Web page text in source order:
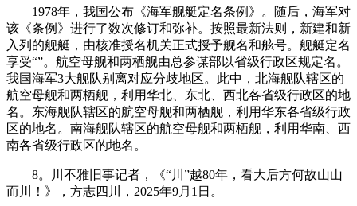
1978年，我国公布《海军舰艇定名条例》。随后，海军对
该《条例》进行了数次修订和弥补。按照最新法则，新建和新
入列的舰艇，由核准授名机关正式授予舰名和舷号。舰艇定名
享受“”。航空母舰和两栖舰‌由总参谋部以省级行政区规定名。
我国海军3大舰队别离对应分歧地区。此中，北海舰队辖区的
航空母舰和两栖舰‌，利用华北、东北、西北各省级行政区的地
名。东海舰队辖区的航空母舰和两栖舰‌，利用华东各省级行政
区的地名。南海舰队辖区的航空母舰和两栖舰‌，利用华南、西
南各省级行政区的地名。
8。川不雅旧事记者，《“川”越80年，看大后方何故山山
而川！》，方志四川，2025年9月1日。